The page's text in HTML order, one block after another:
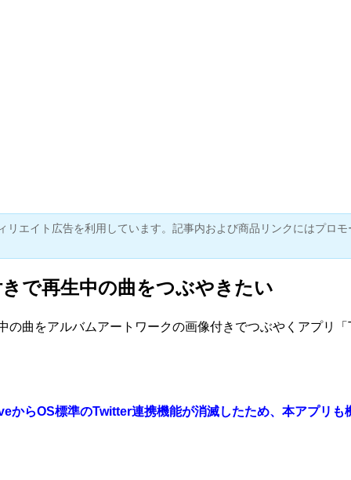
リエイト広告を利用しています。記事内および商品リンクにはプロ
で再生中の曲をつぶやきたい
の曲をアルバムアートワークの画像付きでつぶやくアプリ「
からOS標準のTwitter連携機能が消滅したため、本アプリも